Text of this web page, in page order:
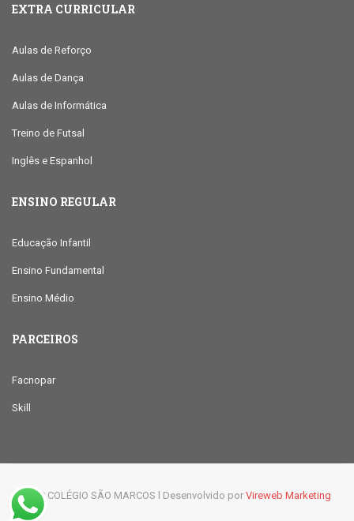
EXTRA CURRICULAR
Aulas de Reforço
Aulas de Dança
Aulas de Informática
Treino de Futsal
Inglês e Espanhol
ENSINO REGULAR
Educação Infantil
Ensino Fundamental
Ensino Médio
PARCEIROS
Facnopar
Skill
© 2019 COLÉGIO SÃO MARCOS l Desenvolvido por Vireweb Marketing